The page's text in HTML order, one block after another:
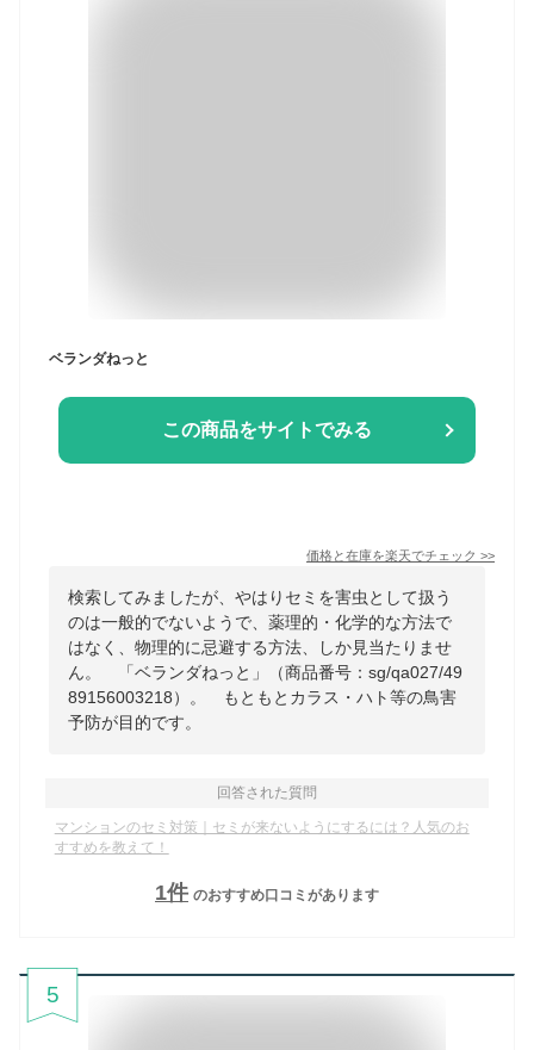
ベランダねっと
この商品をサイトでみる
価格と在庫を楽天でチェック >>
検索してみましたが、やはりセミを害虫として扱う
のは一般的でないようで、薬理的・化学的な方法で
はなく、物理的に忌避する方法、しか見当たりませ
ん。 「ベランダねっと」（商品番号：sg/qa027/49
89156003218）。 もともとカラス・ハト等の鳥害
予防が目的です。
回答された質問
マンションのセミ対策｜セミが来ないようにするには？人気のお
すすめを教えて！
1件 のおすすめ口コミがあります
5